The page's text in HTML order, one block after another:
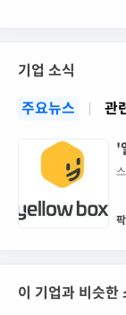
기업 소식
주요뉴스
관
'
이 기업과 비슷한